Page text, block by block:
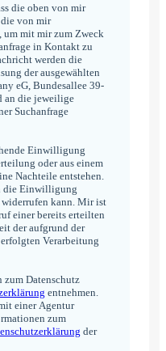
die oben von mir
von mir
um mit mir zum Zweck
in Kontakt zu
werden die
der ausgewählten
eG, Bundesallee 39-
an die jeweilige
Suchanfrage
Einwilligung
oder aus einem
Nachteile entstehen.
die Einwilligung
kann. Mir ist
einer bereits erteilten
der aufgrund der
Verarbeitung
zum Datenschutz
entnehmen.
einer Agentur
zum
der